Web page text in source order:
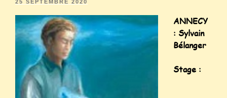
25 SEPTEMBRE 2020
ANNECY
: Sylvain
Bélanger
Stage :